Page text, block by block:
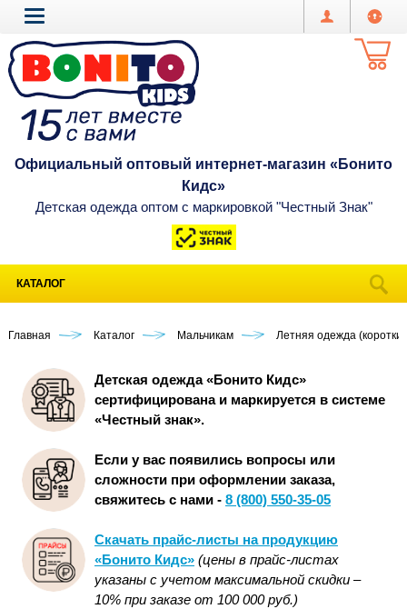
Официальный оптовый интернет-магазин «Бонито
Кидс»
Детская одежда оптом с маркировкой "Честный Знак"
КАТАЛОГ
Главная Каталог Мальчикам Летняя одежда
Детская одежда «Бонито Кидс»
сертифицирована и маркируется в системе
«Честный знак».
Если у вас появились вопросы или
сложности при оформлении заказа,
свяжитесь с нами - 8 (800) 550-35-05
Скачать прайс-листы на продукцию
«Бонито Кидс» (цены в прайс-листах
указаны с учетом максимальной скидки –
10% при заказе от 100 000 руб.)